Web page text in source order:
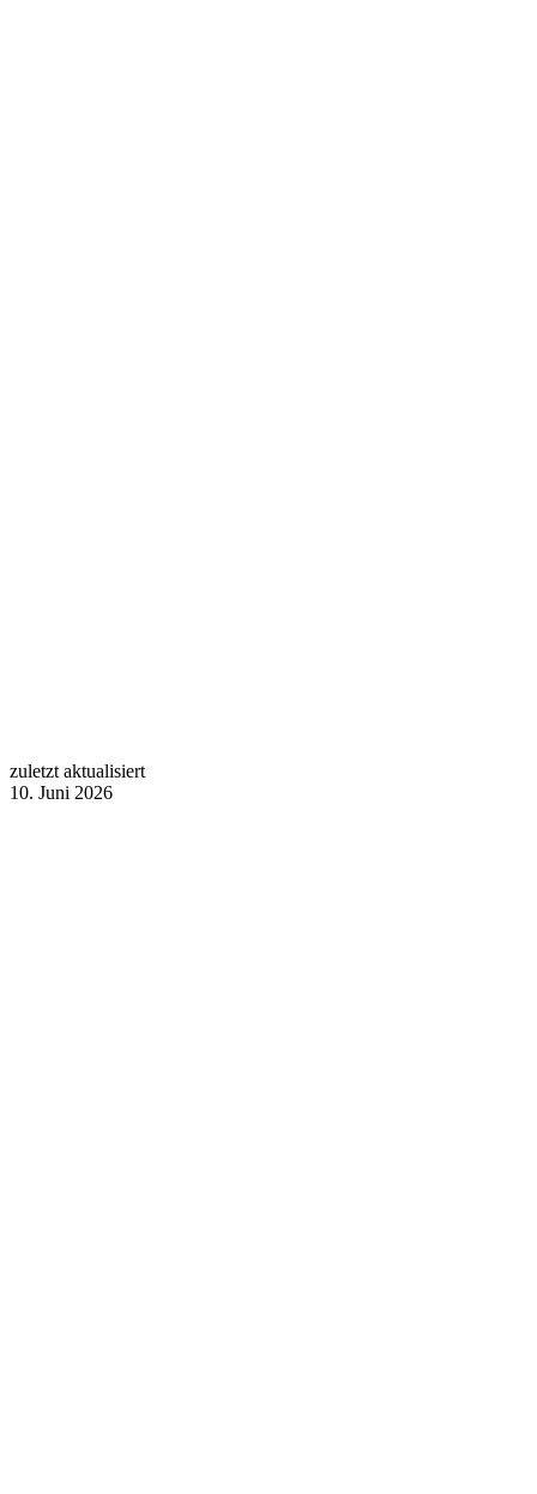
zuletzt aktualisiert
10. Juni 2026